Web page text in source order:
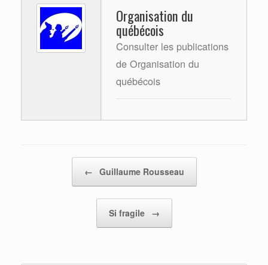
Organisation du
québécois
Consulter les publications
de Organisation du
québécois
← Guillaume Rousseau
Si fragile →